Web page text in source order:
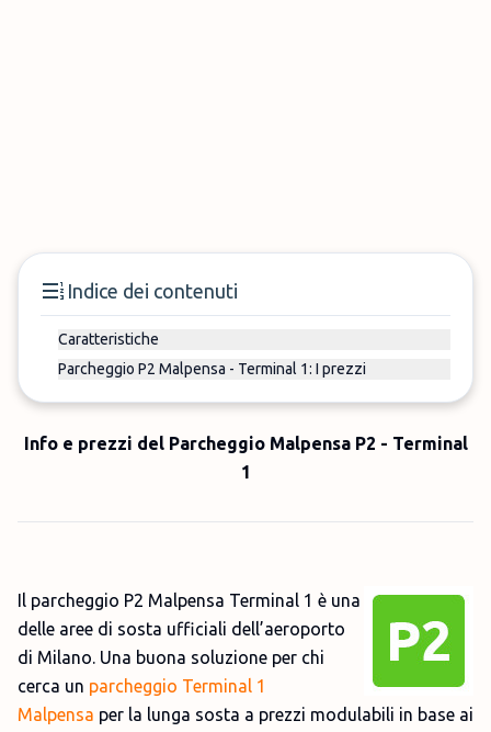
Indice dei contenuti
Caratteristiche
Parcheggio P2 Malpensa - Terminal 1: I prezzi
Info e prezzi del Parcheggio Malpensa P2 - Terminal
1
Il parcheggio P2 Malpensa Terminal 1 è una
delle aree di sosta ufficiali dell’aeroporto
di Milano. Una buona soluzione per chi
cerca un parcheggio Terminal 1
Malpensa per la lunga sosta a prezzi modulabili in base ai